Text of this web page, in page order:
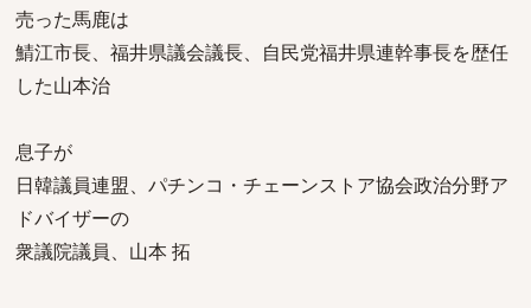
売った馬鹿は
鯖江市長、福井県議会議長、自民党福井県連幹事長を歴任
した山本治
息子が
日韓議員連盟、パチンコ・チェーンストア協会政治分野ア
ドバイザーの
衆議院議員、山本 拓